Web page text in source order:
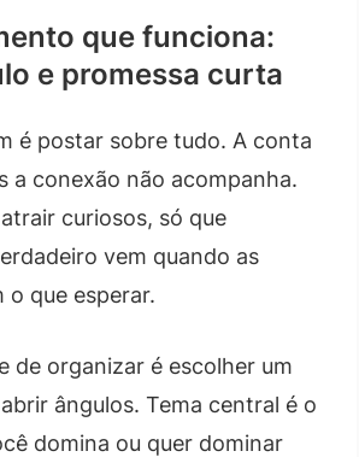
que funciona:
e promessa curta
é postar sobre tudo. A conta
a conexão não acompanha.
curiosos, só que
vem quando as
o que esperar.
de organizar é escolher um
ângulos. Tema central é o
domina ou quer dominar